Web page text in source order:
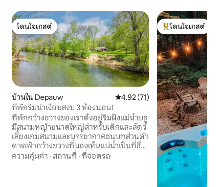
โดนใจเกสต์
โดนใจเกสต์
บ้านใน Depauw คะแนนเฉลี่ย 4.92 จาก 5, 71 รีวิว
4.92 (71)
ที่พักริมน้ำเงียบสงบ 3 ห้องนอน!
ที่พักกว้างขวางของเราตั้งอยู่ริมฝั่งแม่น้ำบลู
มีสนามหญ้าขนาดใหญ่สำหรับเด็กและสัตว์
เลี้ยงเกมสนามและบรรยากาศชนบทส่วนตัว
ดาดฟ้ากว้างขวางที่มองเห็นแม่น้ำเป็นที่ชื่น
ชอบของผู้เข้าพักเป็นจุดที่สมบูรณ์แบบ
สำหรับการผ่อนคลายด้วยกาแฟหรือเครื่อง
ความคุ้มค่า · สถานที่ · ที่จอดรถ
โดนใจเกสต์ที่สุด
โดนใจเกสต์